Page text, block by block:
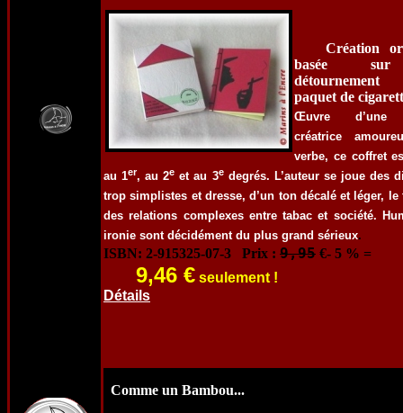
Création
basée
paquet de
Œuvre d’une
créatrice
verbe, ce coffret
au 1er, au 2e et au 3edegrés. L’auteur se joue des
trop simplistes et dresse, d’un ton décalé et léger, le
des relations complexes entre tabac et société.
ironie sont décidément du plus grand sérieux.
ISBN: 2-915325-07-3 Prix : 9,95 €- 5 % =
9,46 € seulement !
Détails
Comme un Bambou...